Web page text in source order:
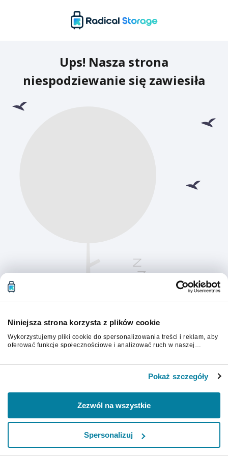
Niniejsza strona korzysta z plików cookie
Wykorzystujemy pliki cookie do spersonalizowania treści i reklam, aby
oferować funkcje społecznościowe i analizować ruch w naszej
otrzymanymi od Ciebie lub uzyskanymi podczas korzystania z ich
Pokaż szczegóły
Zezwól na wszystkie
Spersonalizuj
Ups! Nasza strona
niespodziewanie się zawiesiła
Aby kontynuować, odśwież stronę.
Odśwież